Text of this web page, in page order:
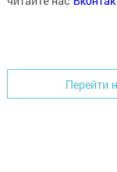
Перейти